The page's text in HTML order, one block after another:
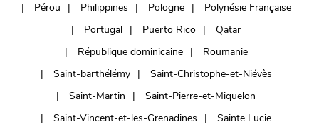
Pérou
Philippines Pologne
Polynésie Française
Portugal
Puerto Rico
Qatar
République dominicaine
Roumanie
Saint-barthélémy
Saint-Christophe-et-Niévès
Saint-Martin
Saint-Pierre-et-Miquelon
Saint-Vincent-et-les-Grenadines
Sainte Lucie